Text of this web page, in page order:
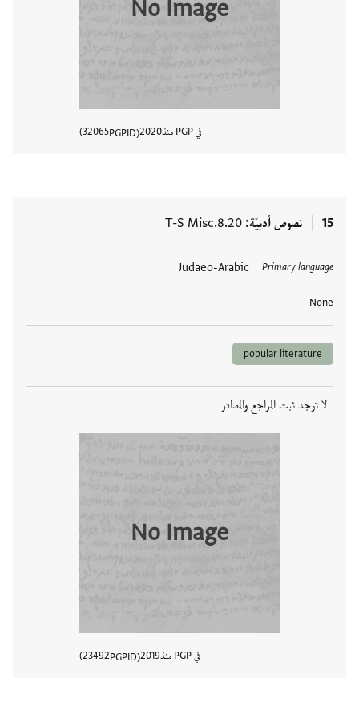
No Image
في PGP منذ 2020
PGPID
32065
15 نصوص أدبيّة T-S Misc.8.20
Primary language
Judaeo-Arabic
None
العلامات
popular literature
لا توجد ثبت المراجع والمصادر
No Image
في PGP منذ 2019
PGPID
23492